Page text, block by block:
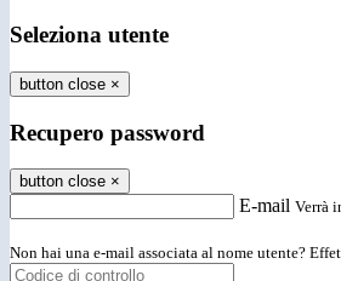
Seleziona utente
button close ×
Recupero password
button close ×
E-mail Verrà
Non hai una e-mail associata al nome utente?